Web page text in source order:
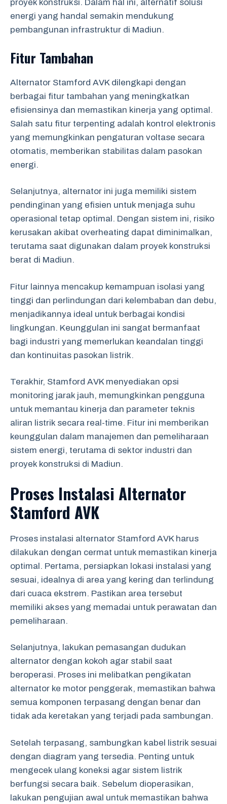
proyek konstruksi. Dalam hal ini, alternatif solusi
energi yang handal semakin mendukung
pembangunan infrastruktur di Madiun.
Fitur Tambahan
Alternator Stamford AVK dilengkapi dengan
berbagai fitur tambahan yang meningkatkan
efisiensinya dan memastikan kinerja yang optimal.
Salah satu fitur terpenting adalah kontrol elektronis
yang memungkinkan pengaturan voltase secara
otomatis, memberikan stabilitas dalam pasokan
energi.
Selanjutnya, alternator ini juga memiliki sistem
pendinginan yang efisien untuk menjaga suhu
operasional tetap optimal. Dengan sistem ini, risiko
kerusakan akibat overheating dapat diminimalkan,
terutama saat digunakan dalam proyek konstruksi
berat di Madiun.
Fitur lainnya mencakup kemampuan isolasi yang
tinggi dan perlindungan dari kelembaban dan debu,
menjadikannya ideal untuk berbagai kondisi
lingkungan. Keunggulan ini sangat bermanfaat
bagi industri yang memerlukan keandalan tinggi
dan kontinuitas pasokan listrik.
Terakhir, Stamford AVK menyediakan opsi
monitoring jarak jauh, memungkinkan pengguna
untuk memantau kinerja dan parameter teknis
aliran listrik secara real-time. Fitur ini memberikan
keunggulan dalam manajemen dan pemeliharaan
sistem energi, terutama di sektor industri dan
proyek konstruksi di Madiun.
Proses Instalasi Alternator
Stamford AVK
Proses instalasi alternator Stamford AVK harus
dilakukan dengan cermat untuk memastikan kinerja
optimal. Pertama, persiapkan lokasi instalasi yang
sesuai, idealnya di area yang kering dan terlindung
dari cuaca ekstrem. Pastikan area tersebut
memiliki akses yang memadai untuk perawatan dan
pemeliharaan.
Selanjutnya, lakukan pemasangan dudukan
alternator dengan kokoh agar stabil saat
beroperasi. Proses ini melibatkan pengikatan
alternator ke motor penggerak, memastikan bahwa
semua komponen terpasang dengan benar dan
tidak ada keretakan yang terjadi pada sambungan.
Setelah terpasang, sambungkan kabel listrik sesuai
dengan diagram yang tersedia. Penting untuk
mengecek ulang koneksi agar sistem listrik
berfungsi secara baik. Sebelum dioperasikan,
lakukan pengujian awal untuk memastikan bahwa